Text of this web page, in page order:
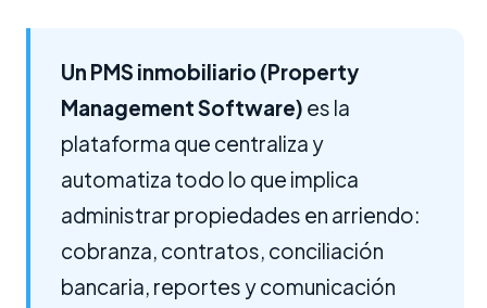
Un PMS inmobiliario (Property
Management Software) es la
plataforma que centraliza y
automatiza todo lo que implica
administrar propiedades en arriendo:
cobranza, contratos, conciliación
bancaria, reportes y comunicación